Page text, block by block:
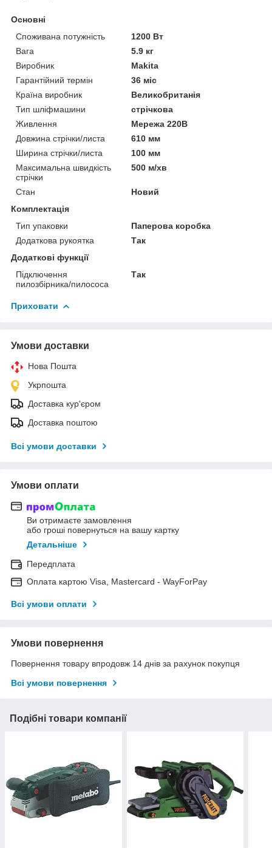
Основні
Споживана потужність
1200 Вт
Вага
5.9 кг
Виробник
Makita
Гарантійний термін
36 міс
Країна виробник
Великобританія
Тип шліфмашини
стрічкова
Живлення
Мережа 220В
Довжина стрічки/листа
610 мм
Ширина стрічки/листа
100 мм
Максимальна швидкість
стрічки
500 м/хв
Стан
Новий
Комплектація
Тип упаковки
Паперова коробка
Додаткова рукоятка
Так
Додаткові функції
Підключення
пилозбірника/пилососа
Так
Приховати
Умови доставки
Нова Пошта
Укрпошта
Доставка кур'єром
Доставка поштою
Всі умови доставки
Умови оплати
Ви отримаєте замовлення
або гроші повернуться на вашу картку
Детальніше
Передплата
Оплата картою Visa, Mastercard - WayForPay
Всі умови оплати
Умови повернення
Повернення товару впродовж 14 днів за рахунок покупця
Всі умови повернення
Подібні товари компанії